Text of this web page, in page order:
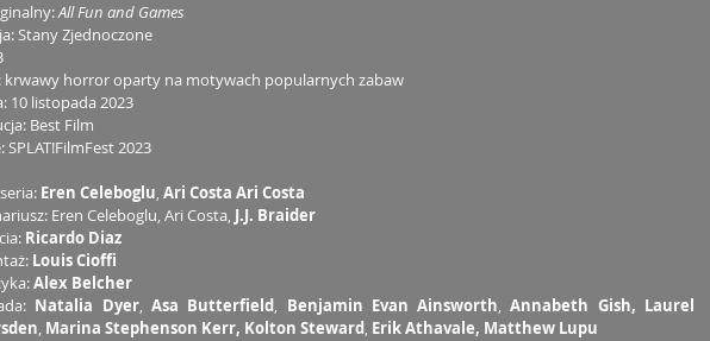
All Fun and Games
Stany Zjednoczone
krwawy horror oparty na motywach popularnych zabaw
10 listopada 2023
Best Film
SPLAT!FilmFest 2023
Eren Celeboglu, Ari Costa Ari Costa
Eren Celeboglu, Ari Costa, J.J. Braider
Ricardo Diaz
Louis Cioffi
Alex Belcher
Natalia Dyer, Asa Butterfield, Benjamin Evan Ainsworth, Annabeth Gish, Laurel
, Marina Stephenson Kerr, Kolton Steward, Erik Athavale, Matthew Lupu